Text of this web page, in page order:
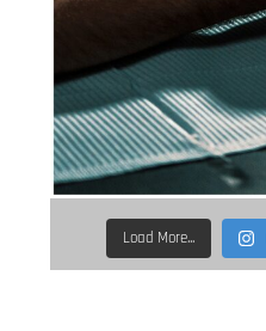
Load More...